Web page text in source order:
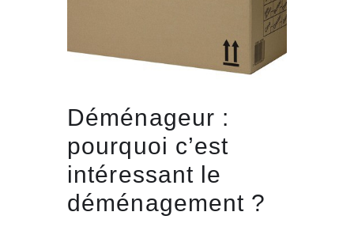
Déménageur :
pourquoi c’est
intéressant le
déménagement ?